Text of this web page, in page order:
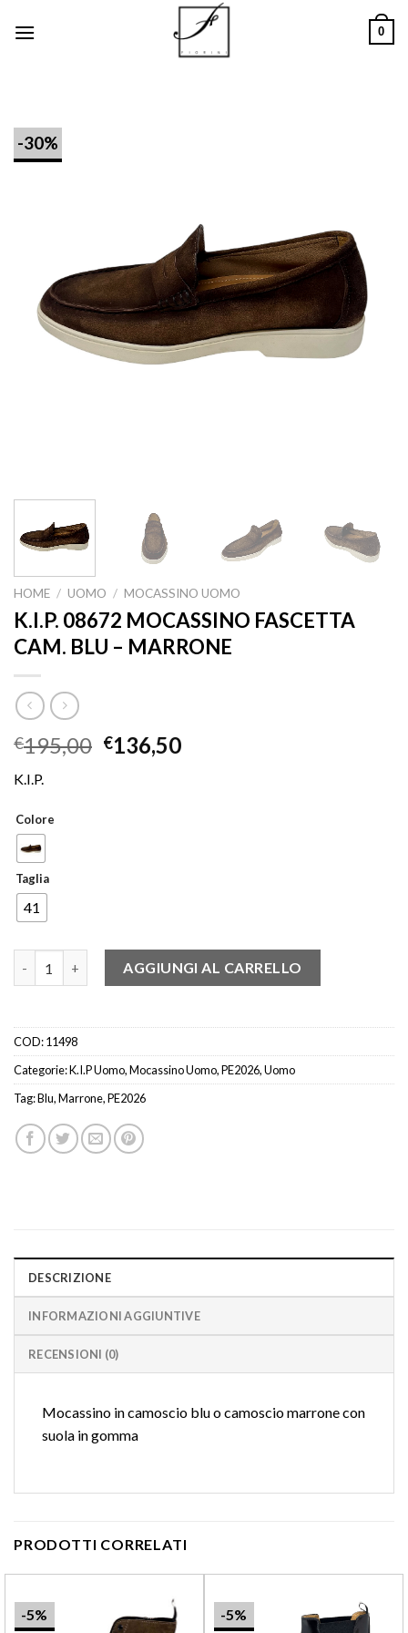
0
-30%
HOME / UOMO / MOCASSINO UOMO
K.I.P. 08672 MOCASSINO FASCETTA
CAM. BLU – MARRONE
€195,00 €136,50
K.I.P.
Colore
Taglia
41
K.I.P. 08672 MOCASSINO FASCETTA CAM. BLU - MARRONE
AGGIUNGI AL CARRELLO
COD:11498
Categorie:K.I.P Uomo,Mocassino Uomo,PE2026,Uomo
Tag:Blu,Marrone,PE2026
DESCRIZIONE
INFORMAZIONI AGGIUNTIVE
RECENSIONI (0)
Mocassino in camoscio blu o camoscio marrone con
suola in gomma
PRODOTTI CORRELATI
-5% -5%